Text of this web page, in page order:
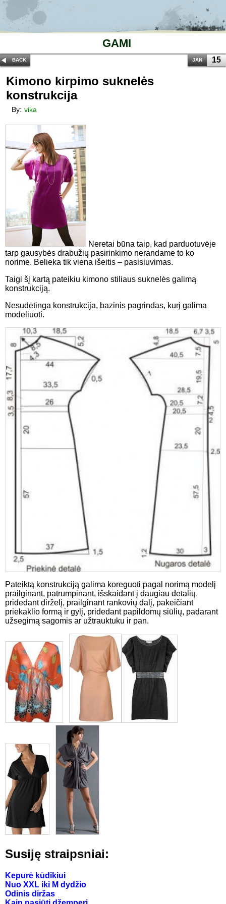
GAMI
BACK JAN 15
Kimono kirpimo suknelės
konstrukcija
By: vika
Neretai būna taip, kad parduotuvėje
tarp gausybės drabužių pasirinkimo nerandame to ko
norime. Belieka tik viena išeitis – pasisiuvimas.
Taigi šį kartą pateikiu kimono stiliaus suknelės galimą
konstrukciją.
Nesudėtinga konstrukcija, bazinis pagrindas, kurį galima
modeliuoti.
Pateiktą konstrukciją galima koreguoti pagal norimą modelį
prailginant, patrumpinant, išskaidant į daugiau detalių,
pridedant dirželį, prailginant rankovių dalį, pakeičiant
priekaklio formą ir gylį, pridedant papildomų siūlių, padarant
užsegimą sagomis ar užtrauktuku ir pan.
Susiję straipsniai:
Kepurė kūdikiui
Nuo XXL iki M dydžio
Odinis diržas